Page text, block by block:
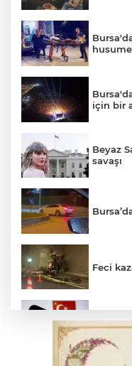
için bir
Beyaz
savaşı
Feci
Resmi